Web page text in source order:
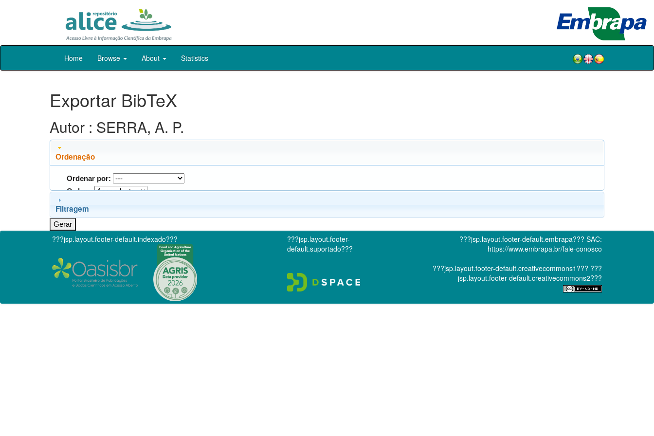
Skip
Home Browse About Statistics
Exportar BibTeX
Autor : SERRA, A. P.
Ordenação
Ordenar por:
Ordem:
Filtragem
???jsp.layout.footer-default.indexado???
???jsp.layout.footer-
default.suportado???
???jsp.layout.footer-default.embrapa??? SAC:
https://www.embrapa.br/fale-conosco
???jsp.layout.footer-default.creativecommons1??? ???
jsp.layout.footer-default.creativecommons2???